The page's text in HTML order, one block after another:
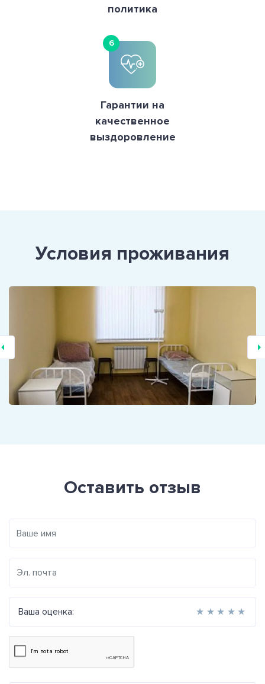
политика
6
Гарантии на
качественное
выздоровление
Условия проживания
Оставить отзыв
Ваша оценка: ★
★
★
★
★